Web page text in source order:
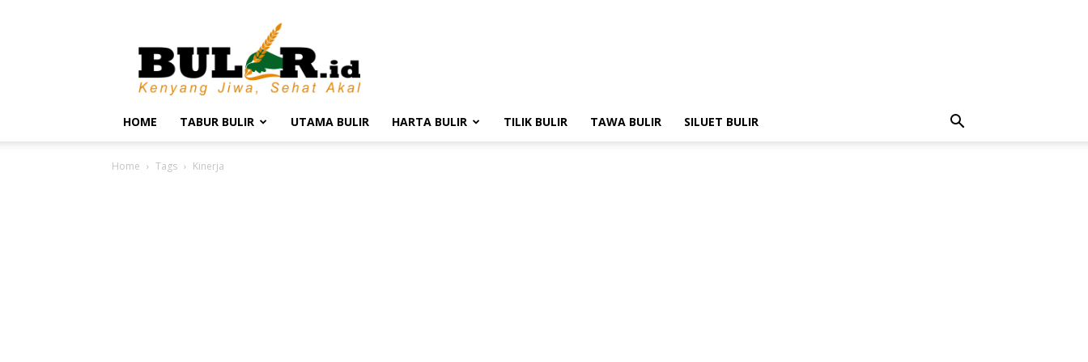
BULIR.ID
Kenyang
Jiwa,
Sehat
Akal
HOME TABUR BULIR UTAMA BULIR HARTA BULIR TILIK BULIR TAWA BULIR SILUET BULIR
Home Tags Kinerja